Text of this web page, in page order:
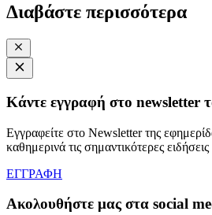
Διαβάστε περισσότερα
Κάντε εγγραφή στο newsletter
Εγγραφείτε στο Newsletter της
καθημερινά τις σημαντικότερες
ΕΓΓΡΑΦΗ
Ακολουθήστε μας στα social